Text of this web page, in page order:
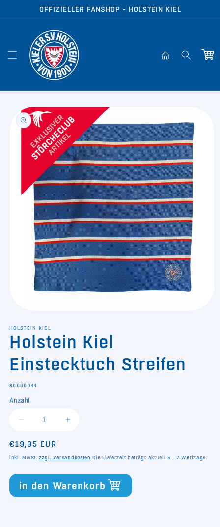
Direkt zumOFFIZIELLER FANSHOP - HOLSTEIN KIEL
in
Modal
öffnen
HOLSTEIN KIEL
Holstein Kiel
Einstecktuch Streifen
SKU:
60000044
Anzahl
Verringere
Menge
für
Kiel
Einstecktuch
Streifen
Erhöhe
für
Kiel
Einstecktuch
Streifen
Normaler
Preis
€19,95 EUR
inkl. MwSt.zzgl. Versandkosten Die Lieferzeit beträgt aktuell 5 - 7 Werktage.
in den Warenkorb